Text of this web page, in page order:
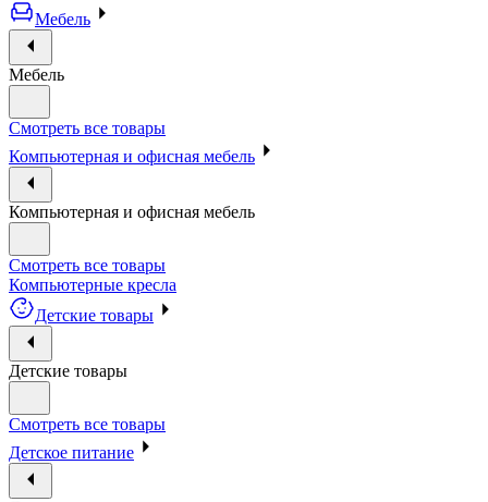
Мебель
Мебель
Смотреть все товары
Компьютерная и офисная мебель
Компьютерная и офисная мебель
Смотреть все товары
Компьютерные кресла
Детские товары
Детские товары
Смотреть все товары
Детское питание